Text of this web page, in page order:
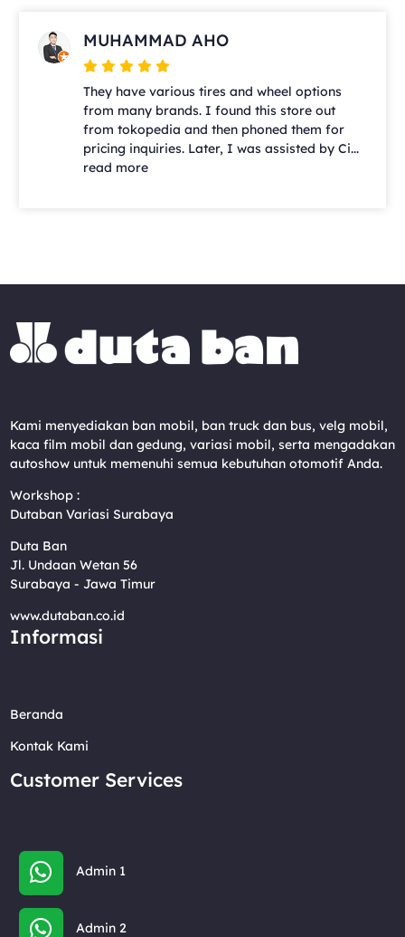
MUHAMMAD AHO
They have various tires and wheel options
from many brands. I found this store out
from tokopedia and then phoned them for
pricing inquiries. Later, I was assisted by Ci...
read more
Kami menyediakan ban mobil, ban truck dan bus, velg mobil,
kaca film mobil dan gedung, variasi mobil, serta mengadakan
autoshow untuk memenuhi semua kebutuhan otomotif Anda.
Workshop :
Dutaban Variasi Surabaya
Duta Ban
Jl. Undaan Wetan 56
Surabaya - Jawa Timur
www.dutaban.co.id
Informasi
Beranda
Kontak Kami
Customer Services
Admin 1
Admin 2